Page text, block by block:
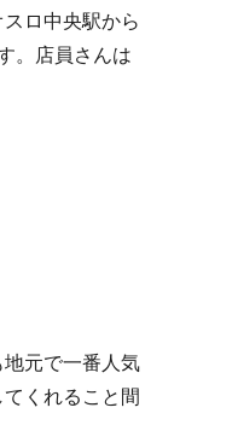
ロ中央駅から
。店員さんは
元で一番人気
くれること間